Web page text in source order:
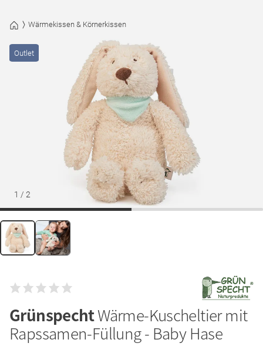
Wärmekissen & Körnerkissen
1 / 2
Outlet
GrünspechtWärme-Kuscheltier mit
Rapssamen-Füllung - Baby Hase